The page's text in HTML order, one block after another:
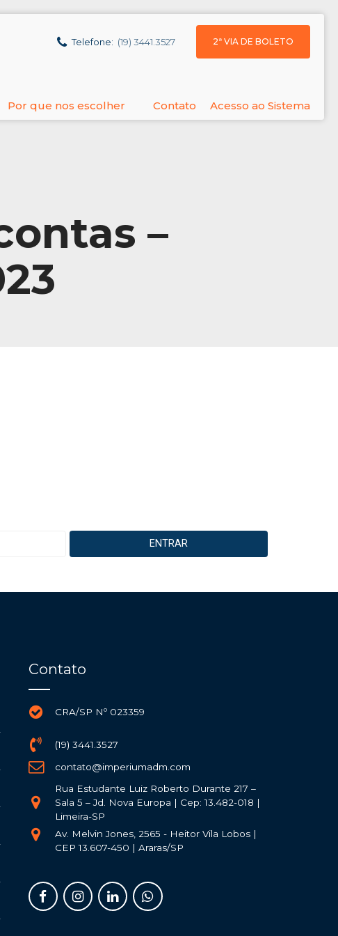
Telefone: (19) 3441.3527 2ª VIA DE BOLETO
Por que nos escolher Contato Acesso ao Sistema
–
Contato
CRA/SP Nº 023359
(19) 3441.3527
contato@imperiumadm.com
Rua Estudante Luiz Roberto Durante 217 –
Sala 5 – Jd. Nova Europa | Cep: 13.482-018 |
Limeira-SP
Av. Melvin Jones, 2565 - Heitor Vila Lobos |
CEP 13.607-450 | Araras/SP